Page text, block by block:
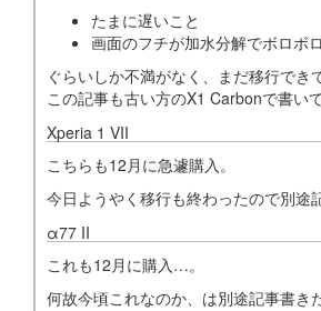
たまに遅いこと
画面のフチが加水分解でボロボ
ぐらいしか不満がなく、まだ移行でき
この記事も古い方のX1 Carbonで書いて
Xperia 1 VII
こちらも12月に急遽購入。
今日ようやく移行も終わったので別途
α77 II
これも12月に購入…。
何故今頃これなのか、は別途記事書き